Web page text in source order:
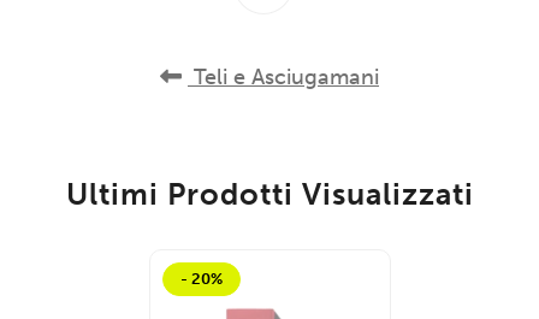
Teli e Asciugamani
Ultimi Prodotti Visualizzati
- 20%